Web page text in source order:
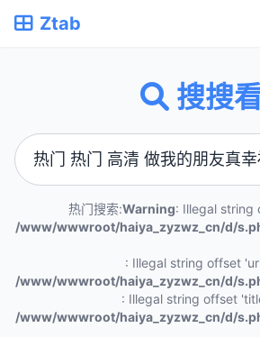
Ztab
搜搜
热门搜索:Warning: Illegal string
/www/wwwroot/haiya_zyzwz_cn/d/
: Illegal string offset
/www/wwwroot/haiya_zyzwz_cn/d/
: Illegal string offset
/www/wwwroot/haiya_zyzwz_cn/d/